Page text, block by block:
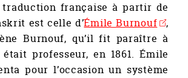
française à partir de
est celle d’Émile Burnouf
,
Burnouf, qu’il fit paraître à
professeur, en 1861. Émile
pour l’occasion un système